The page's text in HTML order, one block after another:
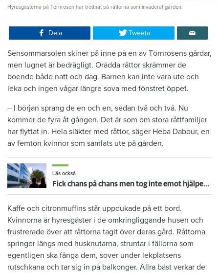
Hyresgästerna på Törnrosen har tröttnat på råttorna som invaderat gården.
Dela Tweeta
Sensommarsolen skiner på inne på en av Törnrosens gårdar,
men lugnet är bedrägligt. Orädda råttor skrämmer de
boende både natt och dag. Barnen kan inte vara ute och
leka och ingen vågar längre sova med fönstret öppet.
– I början sprang de en och en, sedan två och två. Nu
kommer de fyra åt gången. Det är som om stora råttfamiljer
har flyttat in. Hela släkter med råttor, säger Heba Dabour, en
av femton kvinnor som samlats ute på gården.
Läs också
Fick chans på chans men tog inte emot hjälpen – nu vräks paret: ”Tragiskt"
Kaffe och citronmuffins står uppdukade på ett bord.
Kvinnorna är hyresgäster i de omkringliggande husen och
frustrerade över att råttorna tagit över deras gård. Råttorna
springer längs med husknutarna, struntar i fällorna som
egentligen ska fånga dem, sover under lekplatsens
rutschkana och tar sig in på balkonger. Allra bäst verkar de